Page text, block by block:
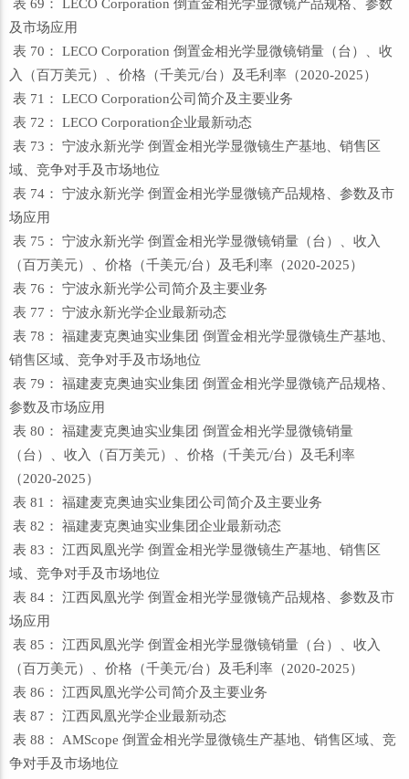
表 69： LECO Corporation 倒置金相光学显微镜产品规格、参数
及市场应用
表 70： LECO Corporation 倒置金相光学显微镜销量（台）、收
入（百万美元）、价格（千美元/台）及毛利率（2020-2025）
表 71： LECO Corporation公司简介及主要业务
表 72： LECO Corporation企业最新动态
表 73： 宁波永新光学 倒置金相光学显微镜生产基地、销售区
域、竞争对手及市场地位
表 74： 宁波永新光学 倒置金相光学显微镜产品规格、参数及市
场应用
表 75： 宁波永新光学 倒置金相光学显微镜销量（台）、收入
（百万美元）、价格（千美元/台）及毛利率（2020-2025）
表 76： 宁波永新光学公司简介及主要业务
表 77： 宁波永新光学企业最新动态
表 78： 福建麦克奥迪实业集团 倒置金相光学显微镜生产基地、
销售区域、竞争对手及市场地位
表 79： 福建麦克奥迪实业集团 倒置金相光学显微镜产品规格、
参数及市场应用
表 80： 福建麦克奥迪实业集团 倒置金相光学显微镜销量
（台）、收入（百万美元）、价格（千美元/台）及毛利率
（2020-2025）
表 81： 福建麦克奥迪实业集团公司简介及主要业务
表 82： 福建麦克奥迪实业集团企业最新动态
表 83： 江西凤凰光学 倒置金相光学显微镜生产基地、销售区
域、竞争对手及市场地位
表 84： 江西凤凰光学 倒置金相光学显微镜产品规格、参数及市
场应用
表 85： 江西凤凰光学 倒置金相光学显微镜销量（台）、收入
（百万美元）、价格（千美元/台）及毛利率（2020-2025）
表 86： 江西凤凰光学公司简介及主要业务
表 87： 江西凤凰光学企业最新动态
表 88： AMScope 倒置金相光学显微镜生产基地、销售区域、竞
争对手及市场地位